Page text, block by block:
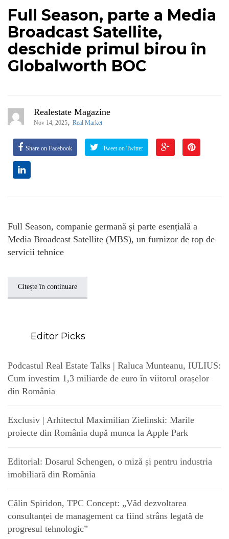
Full Season, parte a Media
Broadcast Satellite,
deschide primul birou în
Globalworth BOC
Realestate Magazine
Nov 14, 2025, Real Market
Share on Facebook Tweet on Twitter
Full Season, companie germană și parte esențială a
Media Broadcast Satellite (MBS), un furnizor de top de
servicii tehnice
Citește în continuare
Editor Picks
Podcastul Real Estate Talks | Raluca Munteanu, IULIUS:
Cum investim 1,3 miliarde de euro în viitorul orașelor
din România
Exclusiv | Arhitectul Maximilian Zielinski: Marile
proiecte din România după munca la Apple Park
Editorial: Dosarul Schengen, o miză și pentru industria
imobiliară din România
Călin Spiridon, TPC Concept: „Văd dezvoltarea
consultanței de management ca fiind strâns legată de
progresul tehnologic”